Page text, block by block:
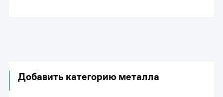
Добавить категорию металла